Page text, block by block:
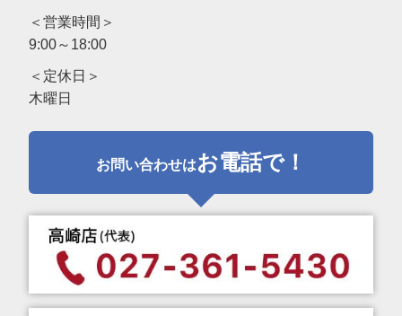
＜営業時間＞
9:00～18:00
＜定休日＞
木曜日
お問い合わせはお電話で！